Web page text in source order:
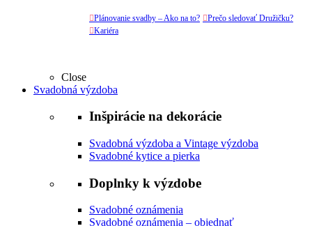
Plánovanie svadby – Ako na to? Prečo sledovať Družičku?
Kariéra
Close
Svadobná výzdoba
Inšpirácie na dekorácie
Svadobná výzdoba a Vintage výzdoba
Svadobné kytice a pierka
Doplnky k výzdobe
Svadobné oznámenia
Svadobné oznámenia – objednať